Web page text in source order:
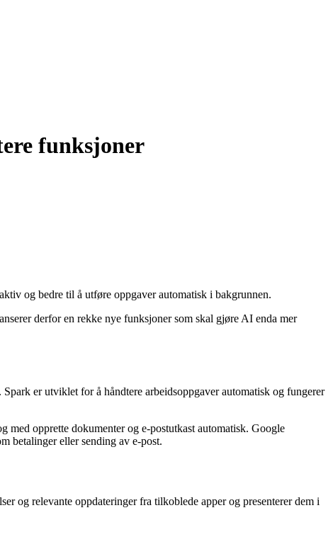
funksjoner
og bedre til å utføre oppgaver automatisk i bakgrunnen.
derfor en rekke nye funksjoner som skal gjøre AI enda mer
er utviklet for å håndtere arbeidsoppgaver automatisk og fungerer
med opprette dokumenter og e-postutkast automatisk. Google
betalinger eller sending av e-post.
og relevante oppdateringer fra tilkoblede apper og presenterer dem i